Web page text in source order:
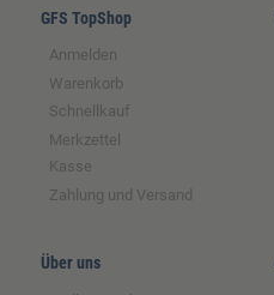
GFS TopShop
Anmelden
Warenkorb
Schnellkauf
Merkzettel
Kasse
Zahlung und Versand
Über uns